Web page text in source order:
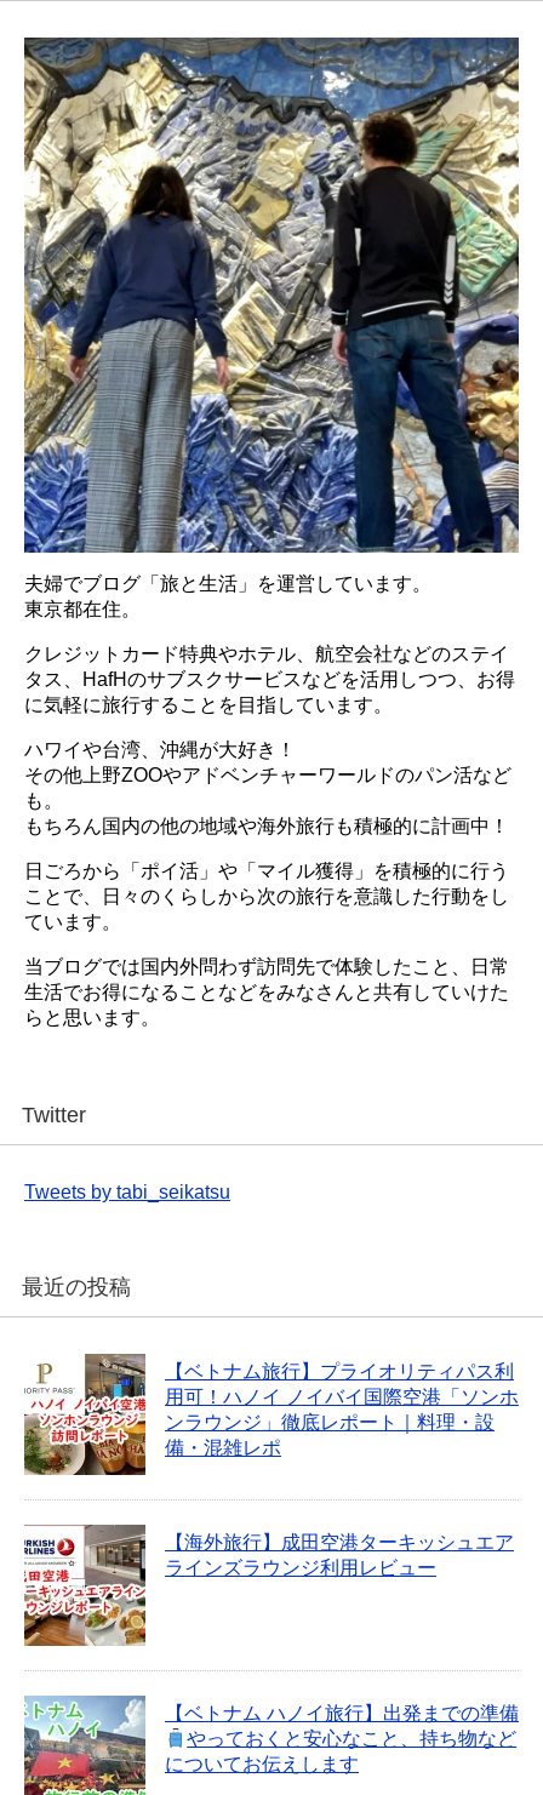
夫婦でブログ「旅と生活」を運営しています。
東京都在住。
クレジットカード特典やホテル、航空会社などのステイ
タス、HafHのサブスクサービスなどを活用しつつ、お得
に気軽に旅行することを目指しています。
ハワイや台湾、沖縄が大好き！
その他上野ZOOやアドベンチャーワールドのパン活など
も。
もちろん国内の他の地域や海外旅行も積極的に計画中！
日ごろから「ポイ活」や「マイル獲得」を積極的に行う
ことで、日々のくらしから次の旅行を意識した行動をし
ています。
当ブログでは国内外問わず訪問先で体験したこと、日常
生活でお得になることなどをみなさんと共有していけた
らと思います。
Twitter
Tweets by tabi_seikatsu
最近の投稿
【ベトナム旅行】プライオリティパス利
用可！ハノイ ノイバイ国際空港「ソンホ
ンラウンジ」徹底レポート｜料理・設
備・混雑レポ
【海外旅行】成田空港ターキッシュエア
ラインズラウンジ利用レビュー
【ベトナム ハノイ旅行】出発までの準備
やっておくと安心なこと、持ち物など
についてお伝えします